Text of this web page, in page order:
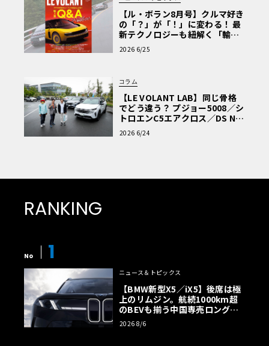
【ル・ボラン8月号】クルマ好き
の「？」が「！」に変わる！ 最
新テクノロジーも紐解く「輸入
車Q&A」
2026 6/25
コラム
【LE VOLANT LAB】同じ骨格
でどう違う？ プジョー5008／シ
トロエンC5エアクロス／DS Nº4
読者一気乗りレポート
2026 6/24
RANKING
No 1
ニュース＆トピックス
【BMW新型X5／iX5】後席は極
上のリムジン。航続1000km超
のBEVも揃う中国専売ロング仕
様の全貌
2026 8/6